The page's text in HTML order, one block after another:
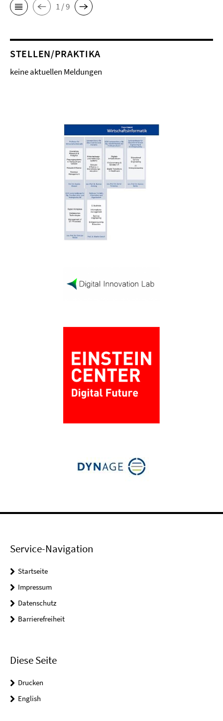
1 / 9
STELLEN/PRAKTIKA
keine aktuellen Meldungen
Service-Navigation
Startseite
Impressum
Datenschutz
Barrierefreiheit
Diese Seite
Drucken
English